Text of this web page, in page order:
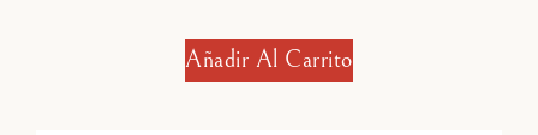
Añadir Al Carrito